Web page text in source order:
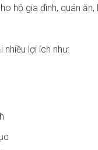
hộ gia đình, quán ăn,
lợi ích như: